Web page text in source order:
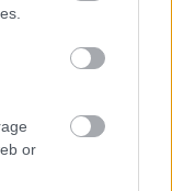
or